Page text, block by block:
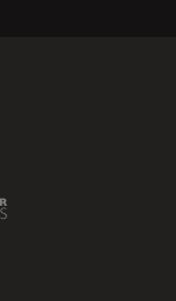
Devices Link